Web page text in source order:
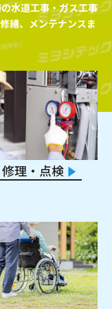
水道工事・ガス工事
修繕、メンテナンスま
理・点検